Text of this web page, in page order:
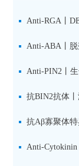
Anti-RGA丨
键抑制因子
Anti-ABA丨
储存库
Anti-PIN2丨
设计方案
抗BIN2抗体
究数据特异性
抗Aβ寡聚体
活细胞实验
Anti-